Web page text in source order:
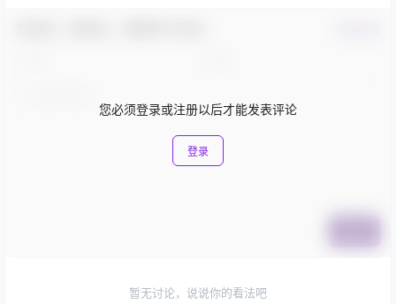
您必须登录或注册以后才能发表评论
登录
暂无讨论，说说你的看法吧